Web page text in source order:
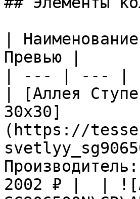
|
Превью |
| --- | --- |
| [Аллея
30х30]
(https://
2002 ₽ |  |